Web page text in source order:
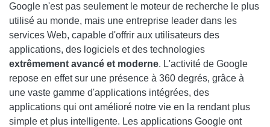
GOOGLE DRIVE
GOOGLE KEEP
GOOGLE DOCS
GOOGLE ACTUALITÉS
IMPRESSION EN NUAGE
Google n'est pas seulement le moteur de recherche le plus
utilisé au monde, mais une entreprise leader dans les
services Web, capable d'offrir aux utilisateurs des
applications, des logiciels et des technologies
extrêmement avancé et moderne. L'activité de Google
repose en effet sur une présence à 360 degrés, grâce à
une vaste gamme d'applications intégrées, des
applications qui ont amélioré notre vie en la rendant plus
simple et plus intelligente. Les applications Google ont